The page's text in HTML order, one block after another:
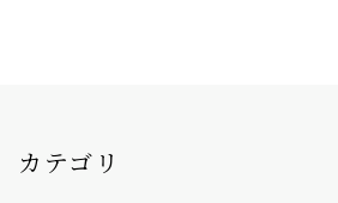
カテゴリ